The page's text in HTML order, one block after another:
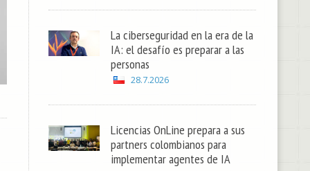
La ciberseguridad en la era de la
IA: el desafío es preparar a las
personas
28.7.2026
Licencias OnLine prepara a sus
partners colombianos para
implementar agentes de IA